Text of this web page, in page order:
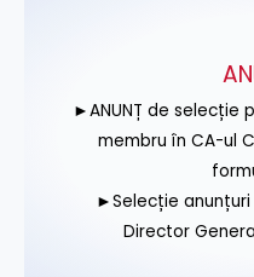
►ANUNȚ de selecție
membru în CA-ul
►Selecție
Director